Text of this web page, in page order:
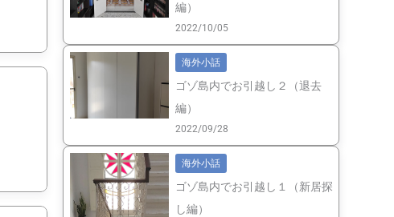
編）
2022/10/05
海外小話
ゴゾ島内でお引越し２（退去
編）
2022/09/28
海外小話
ゴゾ島内でお引越し１（新居探
し編）